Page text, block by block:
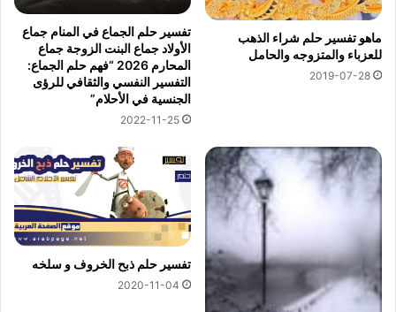
ماهو تفسير حلم شراء الذهب
للعزباء والمتزوجه والحامل
2019-07-28
تفسير حلم الجماع في المنام جماع
الأولاد جماع البنت الزوجة جماع
المحارم 2026 “فهم حلم الجماع:
التفسير النفسي والثقافي للرؤى
الجنسية في الأحلام”
2022-11-25
تفسير حلم ذبح الخروف و سلخه
2020-11-04